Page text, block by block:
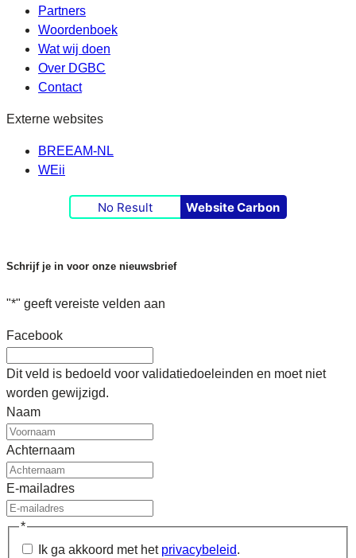
Partners
Woordenboek
Wat wij doen
Over DGBC
Contact
Externe websites
BREEAM-NL
WEii
No Result Website Carbon
Schrijf je in voor onze nieuwsbrief
"*" geeft vereiste velden aan
Facebook
Dit veld is bedoeld voor validatiedoeleinden en moet niet
worden gewijzigd.
Naam
Achternaam
E-mailadres
*
Ik ga akkoord met het privacybeleid.